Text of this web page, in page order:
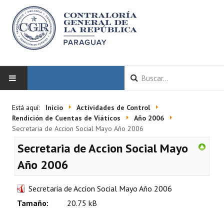
LA CGR
Autoridades
Misión y Visión
Marco Normativo
Está aquí: Inicio
Actividades de Control
Rendición de Cuentas de Viáticos
Año 2006
Secretaria de Accion Social Mayo Año 2006
Secretaria de Accion Social Mayo
Año 2006
Secretaria de Accion Social Mayo Año 2006
Tamaño:
20.75 kB